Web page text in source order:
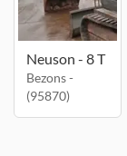
Neuson - 8 T
Bezons -
(95870)